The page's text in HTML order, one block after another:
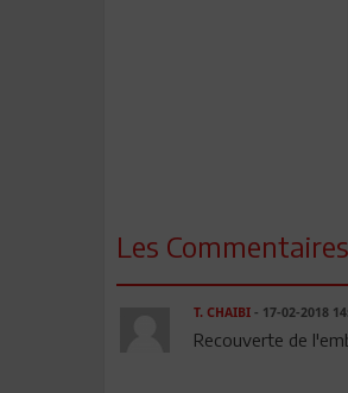
Les Commentaires
T. CHAIBI- 17-02-2018
Recouverte de